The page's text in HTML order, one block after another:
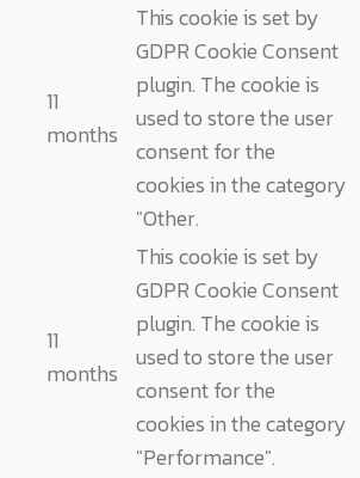
11
months
This cookie is set by
GDPR Cookie Consent
plugin. The cookie is
used to store the user
consent for the
cookies in the category
"Other.
11
months
This cookie is set by
GDPR Cookie Consent
plugin. The cookie is
used to store the user
consent for the
cookies in the category
"Performance".